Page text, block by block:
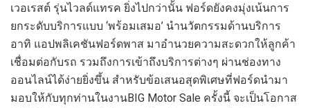
เวอเรสต์ รุ่นไวลด์แทรค ยิ่งไปกว่านั้น ฟอร์ดยังคงมุ่งเน้นการ
ยกระดับบริการแบบ ‘พร้อมเสมอ’ นำนวัตกรรมด้านบริการ
อาทิ แอปพลิเคชันฟอร์ดพาส มาอำนวยความสะดวกให้ลูกค้า
เชื่อมต่อกับรถ รวมถึงการเข้าถึงบริการต่างๆ ผ่านช่องทาง
ออนไลน์ได้ง่ายยิ่งขึ้น สำหรับข้อเสนอสุดพิเศษที่ฟอร์ดนำมา
มอบให้กับทุกท่านในงานBIG Motor Sale ครั้งนี้ จะเป็นโอกาส